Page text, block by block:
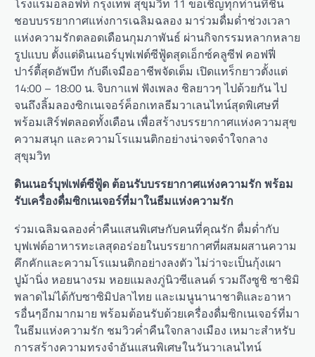
โรงแรมอลอฟท์ กรุงเทพ สุขุมวิท 11 ขอเชิญทุกท่านที่ชื่น
ชอบบรรยากาศแห่งการเฉลิมฉลอง มาร่วมดื่มด่ำช่วงเวลา
แห่งความรักตลอดเดือนกุมภาพันธ์ ผ่านกิจกรรมหลากหลาย
รูปแบบ ตั้งแต่ดินเนอร์บุฟเฟต์ซีฟู้ดสุดเอ็กซ์คลูซีฟ คอฟฟี่
ปาร์ตี้สุดอัพบีท กับดีเจมืออาชีพจัดเต็ม เปิดแทร็กยาวตั้งแต่
14:00 – 18:00 น. จิบกาแฟ ฟังเพลง ชิลยาวๆ ไปด้วยกัน ไป
จนถึงลิ้มลองซิกเนเจอร์ค็อกเทลธีมวาเลนไทน์สุดพิเศษที่
พร้อมเสิร์ฟตลอดทั้งเดือน เพื่อสร้างบรรยากาศแห่งความสุข
ความสนุก และความโรแมนติกอย่างน่าจดจำใจกลาง
สุขุมวิท
ดินเนอร์บุฟเฟต์ซีฟู้ด ต้อนรับบรรยากาศแห่งความรัก พร้อม
รับเครื่องดื่มซิกเนเจอร์ที่มาในธีมแห่งความรัก
ร่วมเฉลิมฉลองค่ำคืนแสนพิเศษกับคนที่คุณรัก ดื่มด่ำกับ
บุฟเฟต์อาหารทะเลสุดอร่อยในบรรยากาศที่ผสมผสานความ
คึกคักและความโรแมนติกอย่างลงตัว ไม่ว่าจะเป็นกุ้งเผา
ปูม้านิ่ง หอยนางรม หอยแมลงภู่นิวซีแลนด์ รวมถึงซูชิ ซาชิมิ
พลาดไม่ได้กับซาซิมิปลาไทย และเมนูนานาชาติและอาหา
รอื่นๆอีกมากมาย พร้อมต้อนรับด้วยเครื่องดื่มซิกเนเจอร์ที่มา
ในธีมแห่งความรัก ชมวิวค่ำคืนใจกลางเมือง เหมาะสำหรับ
การสร้างความทรงจำอันแสนพิเศษในวันวาเลนไทน์